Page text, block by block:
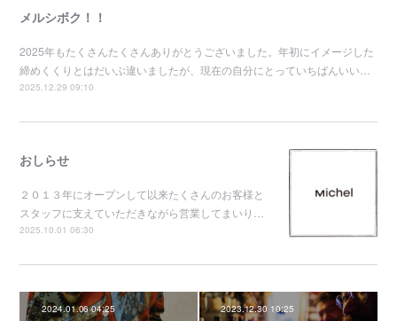
メルシボク！！
2025年もたくさんたくさんありがとうございました。年初にイメージした
締めくくりとはだいぶ違いましたが、現在の自分にとっていちばんいい…
2025.12.29 09:10
おしらせ
２０１３年にオープンして以来たくさんのお客様と
スタッフに支えていただきながら営業してまいり…
2025.10.01 06:30
2024.01.06 04:25 2023.12.30 10:25